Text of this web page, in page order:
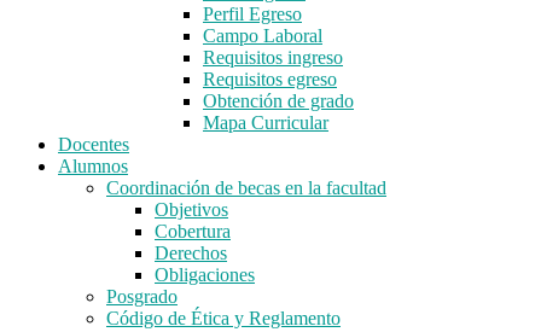
Perfil Egreso
Campo Laboral
Requisitos ingreso
Requisitos egreso
Obtención de grado
Mapa Curricular
Docentes
Alumnos
Coordinación de becas en la facultad
Objetivos
Cobertura
Derechos
Obligaciones
Posgrado
Código de Ética y Reglamento